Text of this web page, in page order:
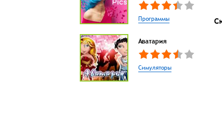
Программы
Аватария
Симуляторы